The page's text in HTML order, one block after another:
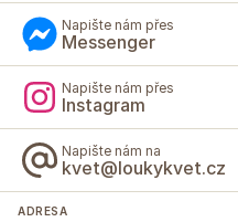
Napište nám přes
Messenger
Napište nám přes
Instagram
Napište nám na
kvet@loukykvet.cz
ADRESA